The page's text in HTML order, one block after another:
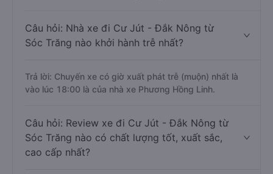
Câu hỏi: Nhà xe đi Cư Jút - Đắk Nông từ
Sóc Trăng nào khởi hành trễ nhất?
Trả lời: Chuyến xe có giờ xuất phát trễ (muộn) nhất là
vào lúc 18:00 là của nhà xe Phương Hồng Linh.
Câu hỏi: Review xe đi Cư Jút - Đắk Nông từ
Sóc Trăng nào có chất lượng tốt, xuất sắc,
cao cấp nhất?